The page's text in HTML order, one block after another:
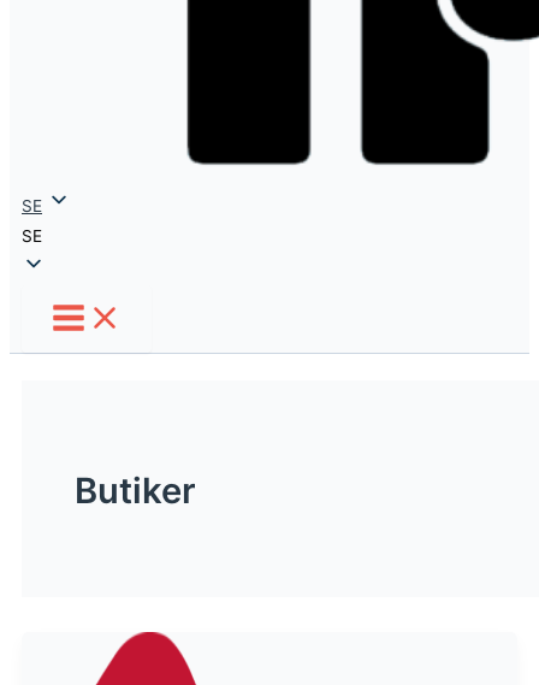
SE
SE
Butiker